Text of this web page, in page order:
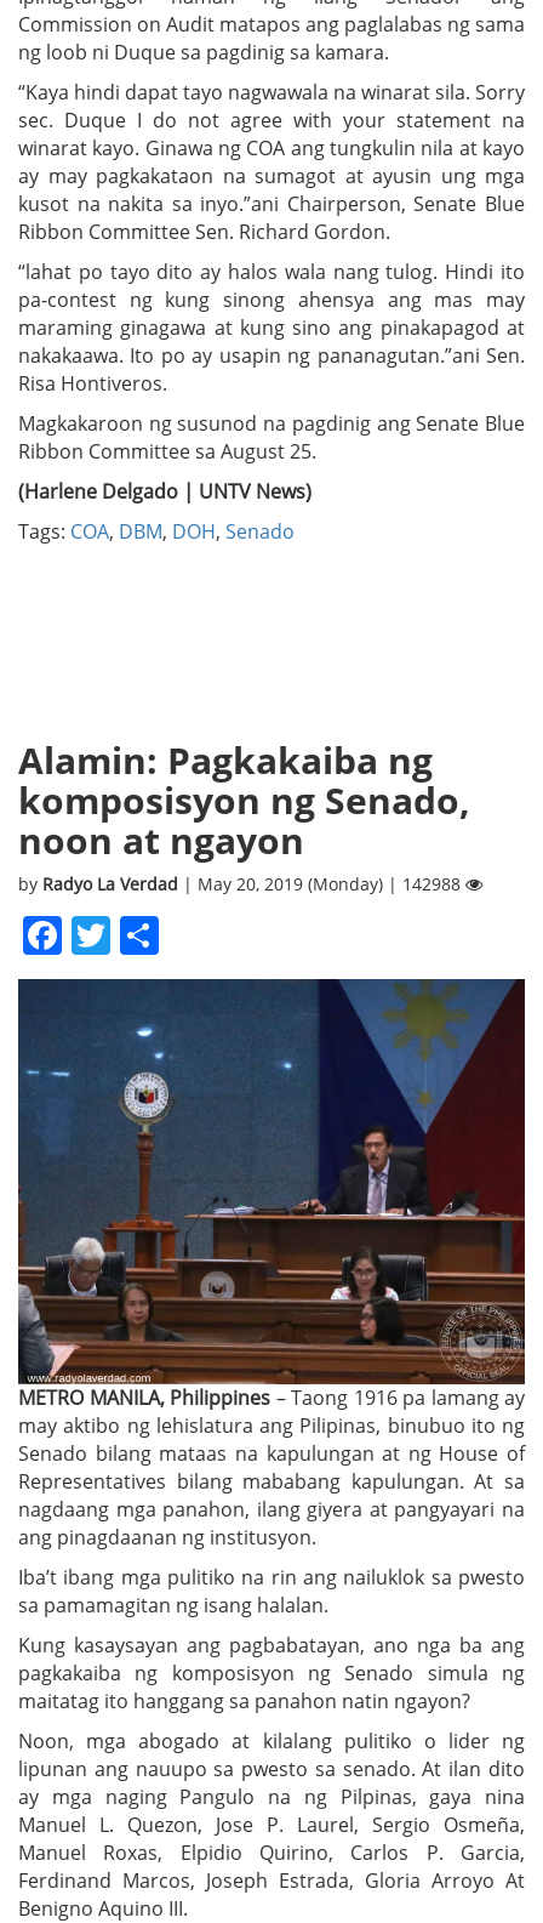
Commission on Audit matapos ang paglalabas ng sama
ng loob ni Duque sa pagdinig sa kamara.
“Kaya hindi dapat tayo nagwawala na winarat sila. Sorry
sec. Duque I do not agree with your statement na
winarat kayo. Ginawa ng COA ang tungkulin nila at kayo
ay may pagkakataon na sumagot at ayusin ung mga
kusot na nakita sa inyo.”ani Chairperson, Senate Blue
Ribbon Committee Sen. Richard Gordon.
“lahat po tayo dito ay halos wala nang tulog. Hindi ito
pa-contest ng kung sinong ahensya ang mas may
maraming ginagawa at kung sino ang pinakapagod at
nakakaawa. Ito po ay usapin ng pananagutan.”ani Sen.
Risa Hontiveros.
Magkakaroon ng susunod na pagdinig ang Senate Blue
Ribbon Committee sa August 25.
(Harlene Delgado | UNTV News)
Tags: COA, DBM, DOH, Senado
Alamin: Pagkakaiba ng
komposisyon ng Senado,
noon at ngayon
by Radyo La Verdad | May 20, 2019 (Monday) | 142988
Facebook
Twitter
METRO MANILA, Philippines – Taong 1916 pa lamang ay
may aktibo ng lehislatura ang Pilipinas, binubuo ito ng
Senado bilang mataas na kapulungan at ng House of
Representatives bilang mababang kapulungan. At sa
nagdaang mga panahon, ilang giyera at pangyayari na
ang pinagdaanan ng institusyon.
Iba’t ibang mga pulitiko na rin ang nailuklok sa pwesto
sa pamamagitan ng isang halalan.
Kung kasaysayan ang pagbabatayan, ano nga ba ang
pagkakaiba ng komposisyon ng Senado simula ng
maitatag ito hanggang sa panahon natin ngayon?
Noon, mga abogado at kilalang pulitiko o lider ng
lipunan ang nauupo sa pwesto sa senado. At ilan dito
ay mga naging Pangulo na ng Pilpinas, gaya nina
Manuel L. Quezon, Jose P. Laurel, Sergio Osmeña,
Manuel Roxas, Elpidio Quirino, Carlos P. Garcia,
Ferdinand Marcos, Joseph Estrada, Gloria Arroyo At
Benigno Aquino III.